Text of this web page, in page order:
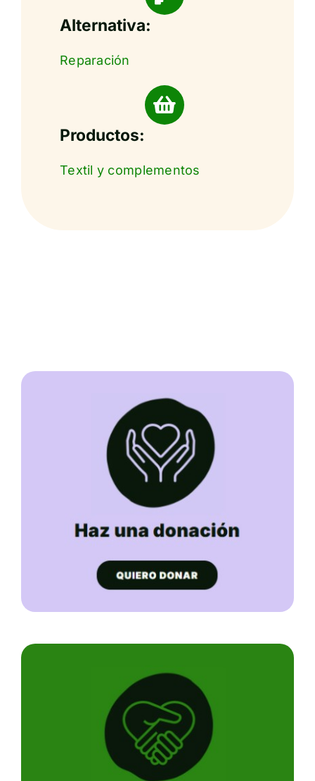
Alternativa:
Reparación
Productos:
Textil y complementos